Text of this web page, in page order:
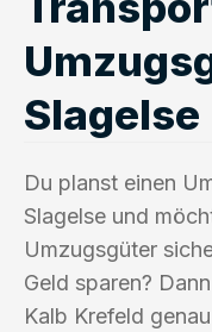
Slagelse
Du planst einen
Slagelse und
Umzugsgüter
Geld sparen?
Kalb Krefeld